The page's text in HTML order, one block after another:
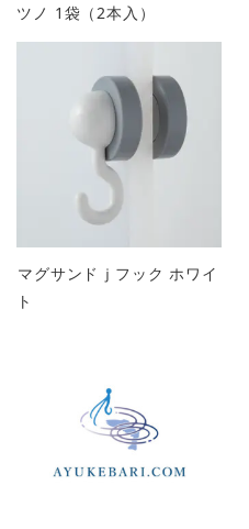
ツノ 1袋（2本入）
マグサンドｊフック ホワイ
ト